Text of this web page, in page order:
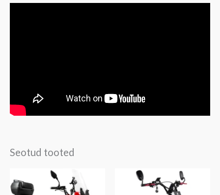
Seotud tooted